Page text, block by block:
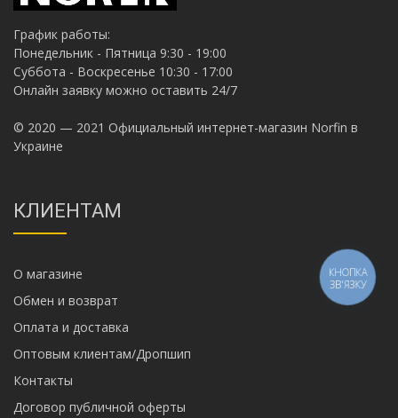
График работы:
Понедельник - Пятница 9:30 - 19:00
Суббота - Воскресенье 10:30 - 17:00
Онлайн заявку можно оставить 24/7
© 2020 — 2021 Официальный интернет-магазин Norfin в
Украине
КЛИЕНТАМ
О магазине
Обмен и возврат
Оплата и доставка
Оптовым клиентам/Дропшип
Контакты
Договор публичной оферты
КНОПКА
ЗВ'ЯЗКУ